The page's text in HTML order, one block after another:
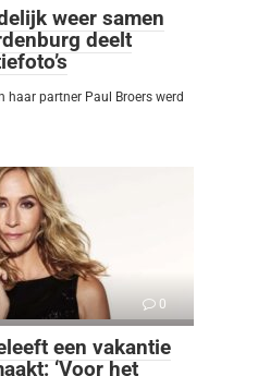
weer samen
deelt
haar partner Paul Broers werd
0
een vakantie
‘Voor het